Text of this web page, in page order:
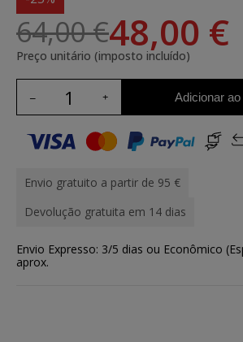
64,00 €48,00 €
Preço unitário (imposto incluído)
Adicionar
Envio gratuito a partir de 95 €
Devolução gratuita em 14 dias
Envio Expresso: 3/5 dias ou Econômico
aprox.